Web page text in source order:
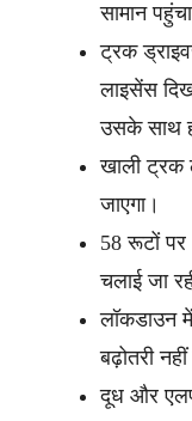
सामान
ट्रक
लाइसेंस
उसके साथ
खाली ट्रक
जाएगा।
58 रूटों पर
चलाई जा
लॉकडाउन
बढ़ोतरी
दूध और